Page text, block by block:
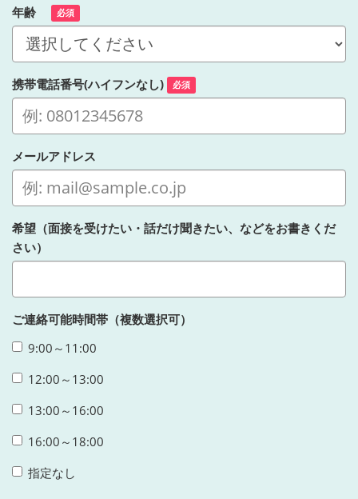
年齢 必須
携帯電話番号(ハイフンなし) 必須
メールアドレス
希望（面接を受けたい・話だけ聞きたい、などをお書きくだ
さい）
ご連絡可能時間帯（複数選択可）
9:00～11:00
12:00～13:00
13:00～16:00
16:00～18:00
指定なし